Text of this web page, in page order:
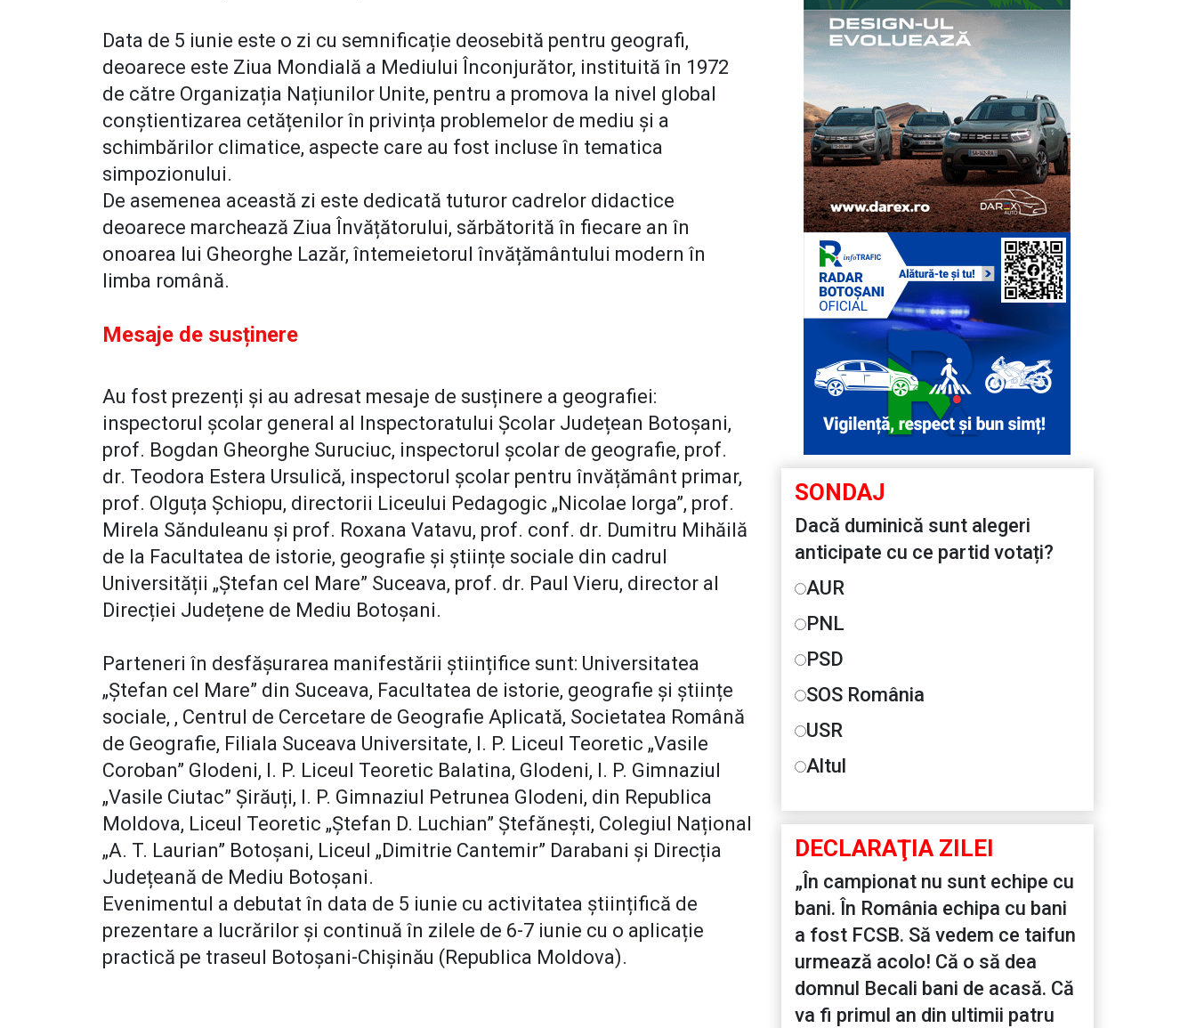
Data de 5 iunie este o zi cu semnificație deosebită pentru geografi,
deoarece este Ziua Mondială a Mediului Înconjurător, instituită în 1972
de către Organizația Națiunilor Unite, pentru a promova la nivel global
conștientizarea cetățenilor în privința problemelor de mediu și a
schimbărilor climatice, aspecte care au fost incluse în tematica
simpozionului.
De asemenea această zi este dedicată tuturor cadrelor didactice
deoarece marchează Ziua Învățătorului, sărbătorită în fiecare an în
onoarea lui Gheorghe Lazăr, întemeietorul învățământului modern în
limba română.
Mesaje de susținere
Au fost prezenți și au adresat mesaje de susținere a geografiei:
inspectorul școlar general al Inspectoratului Școlar Județean Botoșani,
prof. Bogdan Gheorghe Suruciuc, inspectorul școlar de geografie, prof.
dr. Teodora Estera Ursulică, inspectorul școlar pentru învățământ primar,
prof. Olguța Șchiopu, directorii Liceului Pedagogic „Nicolae Iorga”, prof.
Mirela Sănduleanu și prof. Roxana Vatavu, prof. conf. dr. Dumitru Mihăilă
de la Facultatea de istorie, geografie și științe sociale din cadrul
Universității „Ștefan cel Mare” Suceava, prof. dr. Paul Vieru, director al
Direcției Județene de Mediu Botoșani.
Parteneri în desfășurarea manifestării științifice sunt: Universitatea
„Ștefan cel Mare” din Suceava, Facultatea de istorie, geografie și științe
sociale, , Centrul de Cercetare de Geografie Aplicată, Societatea Română
de Geografie, Filiala Suceava Universitate, I. P. Liceul Teoretic „Vasile
Coroban” Glodeni, I. P. Liceul Teoretic Balatina, Glodeni, I. P. Gimnaziul
„Vasile Ciutac” Șirăuți, I. P. Gimnaziul Petrunea Glodeni, din Republica
Moldova, Liceul Teoretic „Ștefan D. Luchian” Ștefănești, Colegiul Național
„A. T. Laurian” Botoșani, Liceul „Dimitrie Cantemir” Darabani și Direcția
Județeană de Mediu Botoșani.
Evenimentul a debutat în data de 5 iunie cu activitatea științifică de
prezentare a lucrărilor și continuă în zilele de 6-7 iunie cu o aplicație
practică pe traseul Botoșani-Chișinău (Republica Moldova).
SONDAJ
Dacă duminică sunt alegeri
anticipate cu ce partid votați?
AUR
PNL
PSD
SOS România
USR
Altul
DECLARAŢIA ZILEI
„În campionat nu sunt echipe cu
bani. În România echipa cu bani
a fost FCSB. Să vedem ce taifun
urmează acolo! Că o să dea
domnul Becali bani de acasă. Că
va fi primul an din ultimii patru